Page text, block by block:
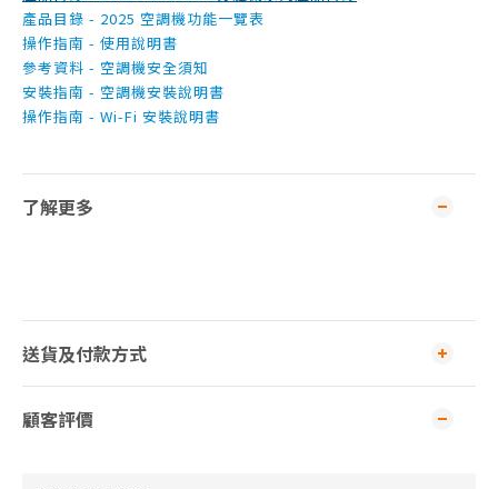
產品目錄 - 2025 空調機功能一覽表
操作指南 - 使用說明書
參考資料 - 空調機安全須知
安裝指南 - 空調機安裝說明書
操作指南 - Wi-Fi 安裝說明書
了解更多
送貨及付款方式
顧客評價